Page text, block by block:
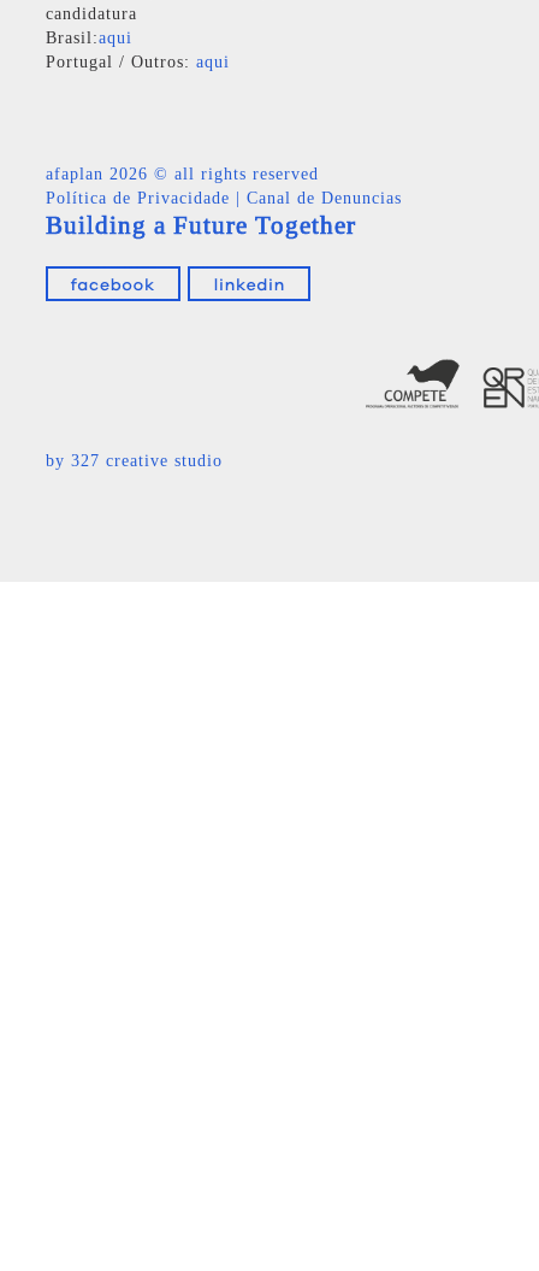
candidatura
Brasil:aqui
Portugal / Outros: aqui
afaplan 2026 © all rights reserved
Política de Privacidade
Canal de Denuncias
Building a Future Together
by 327 creative studio